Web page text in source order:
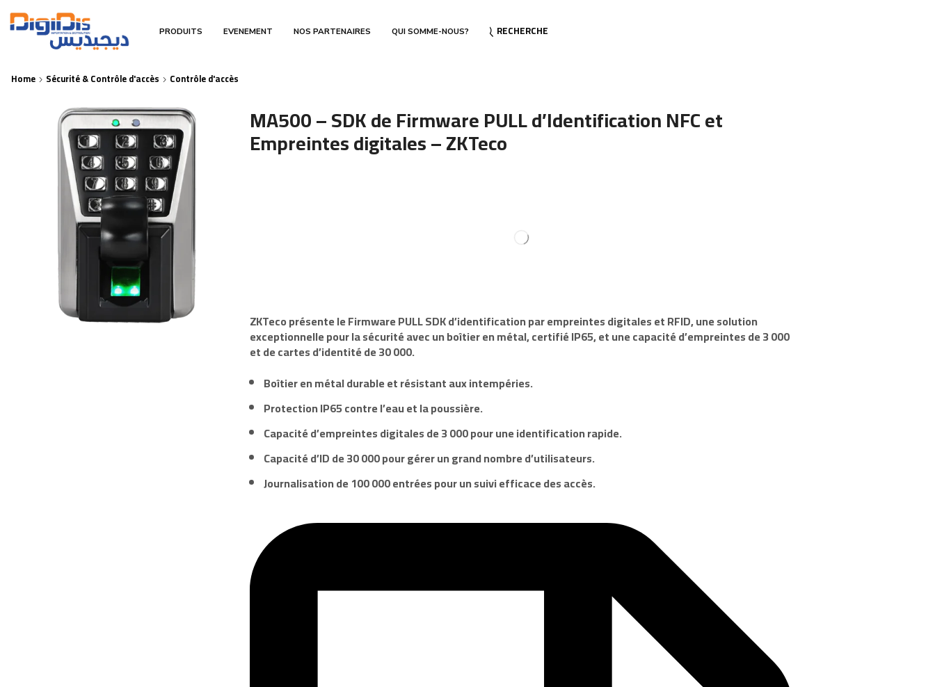
PRODUITS EVENEMENT NOS PARTENAIRES QUI SOMME-NOUS? RECHERCHE
Home Sécurité & Contrôle d'accès Contrôle d'accès
MA500 – SDK de Firmware PULL d’Identification NFC et
Empreintes digitales – ZKTeco
ZKTecoprésente leFirmware PULL SDK d’identification par empreintes digitales et RFID, une solution
exceptionnelle pour la sécurité avec un boîtier en métal, certifié IP65, et une capacité d’empreintes de 3 000
et de cartes d’identité de 30 000.
Boîtier en métal durable et résistant aux intempéries.
Protection IP65 contre l’eau et la poussière.
Capacité d’empreintes digitales de 3 000 pour une identification rapide.
Capacité d’ID de 30 000 pour gérer un grand nombre d’utilisateurs.
Journalisation de 100 000 entrées pour un suivi efficace des accès.